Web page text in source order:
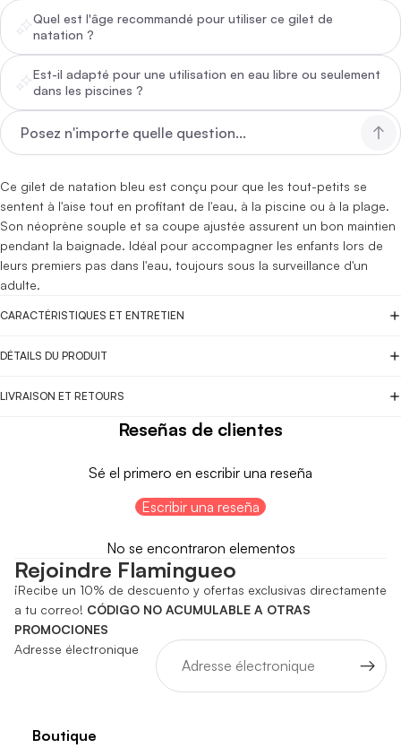
Quel est l'âge recommandé pour utiliser ce gilet de
natation ?
Est-il adapté pour une utilisation en eau libre ou seulement
dans les piscines ?
Ce gilet de natation bleu est conçu pour que les tout-petits se
sentent à l'aise tout en profitant de l'eau, à la piscine ou à la plage.
Son néoprène souple et sa coupe ajustée assurent un bon maintien
pendant la baignade. Idéal pour accompagner les enfants lors de
leurs premiers pas dans l'eau, toujours sous la surveillance d'un
adulte.
CARACTÉRISTIQUES ET ENTRETIEN
DÉTAILS DU PRODUIT
LIVRAISON ET RETOURS
Reseñas de clientes
Sé el primero en escribir una reseña
Escribir una reseña
No se encontraron elementos
Rejoindre Flamingueo
¡Recibe un 10% de descuento y ofertas exclusivas directamente
a tu correo! CÓDIGO NO ACUMULABLE A OTRAS
PROMOCIONES
Adresse électronique
Boutique